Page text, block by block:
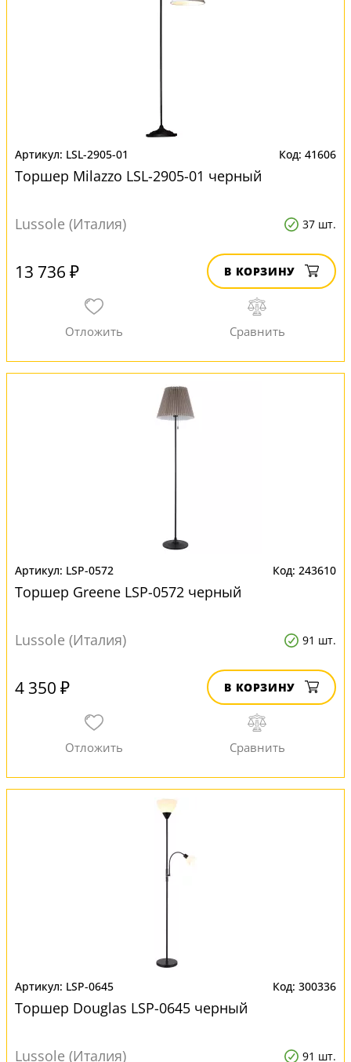
LSL-2905-01 41606
Торшер Milazzo LSL-2905-01 черный
Lussole (Италия) 37 шт.
13 736 ₽ В КОРЗИНУ
LSP-0572 243610
Торшер Greene LSP-0572 черный
Lussole (Италия) 91 шт.
4 350 ₽ В КОРЗИНУ
LSP-0645 300336
Торшер Douglas LSP-0645 черный
Lussole (Италия) 91 шт.